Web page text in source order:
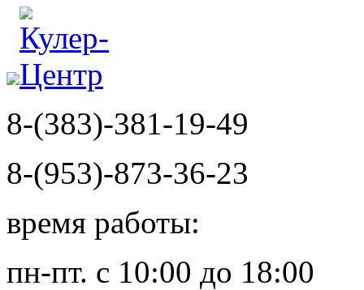
8-(383)-381-19-49
8-(953)-873-36-23
время работы:
пн-пт. с 10:00 до 18:00